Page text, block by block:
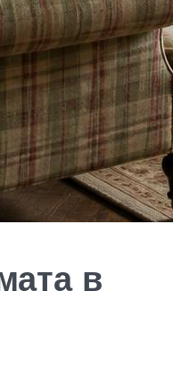
в